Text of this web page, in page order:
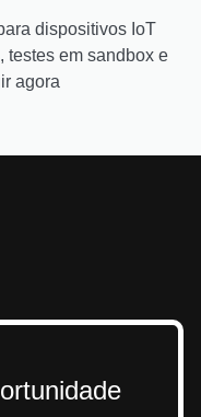
dispositivos IoT
testes em sandbox e
agora